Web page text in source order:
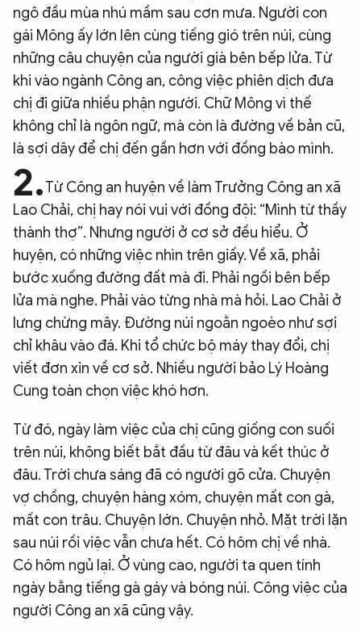
ngô đầu mùa nhú mầm sau cơn mưa. Người con
gái Mông ấy lớn lên cùng tiếng gió trên núi, cùng
những câu chuyện của người già bên bếp lửa. Từ
khi vào ngành Công an, công việc phiên dịch đưa
chị đi giữa nhiều phận người. Chữ Mông vì thế
không chỉ là ngôn ngữ, mà còn là đường về bản cũ,
là sợi dây để chị đến gần hơn với đồng bào mình.
2.Từ Công an huyện về làm Trưởng Công an xã
Lao Chải, chị hay nói vui với đồng đội: “Mình từ thầy
thành thợ”. Nhưng người ở cơ sở đều hiểu. Ở
huyện, có những việc nhìn trên giấy. Về xã, phải
bước xuống đường đất mà đi. Phải ngồi bên bếp
lửa mà nghe. Phải vào từng nhà mà hỏi. Lao Chải ở
lưng chừng mây. Đường núi ngoằn ngoèo như sợi
chỉ khâu vào đá. Khi tổ chức bộ máy thay đổi, chị
viết đơn xin về cơ sở. Nhiều người bảo Lý Hoàng
Cung toàn chọn việc khó hơn.
Từ đó, ngày làm việc của chị cũng giống con suối
trên núi, không biết bắt đầu từ đâu và kết thúc ở
đâu. Trời chưa sáng đã có người gõ cửa. Chuyện
vợ chồng, chuyện hàng xóm, chuyện mất con gà,
mất con trâu. Chuyện lớn. Chuyện nhỏ. Mặt trời lặn
sau núi rồi việc vẫn chưa hết. Có hôm chị về nhà.
Có hôm ngủ lại. Ở vùng cao, người ta quen tính
ngày bằng tiếng gà gáy và bóng núi. Công việc của
người Công an xã cũng vậy.